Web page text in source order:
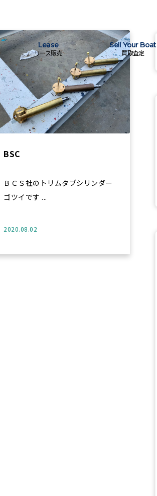
Lease
リース販売
Sell Your Boat
買取査定
BSC
ＢＣＳ社のトリムタブシリンダー
ゴツイです ...
2020.08.02